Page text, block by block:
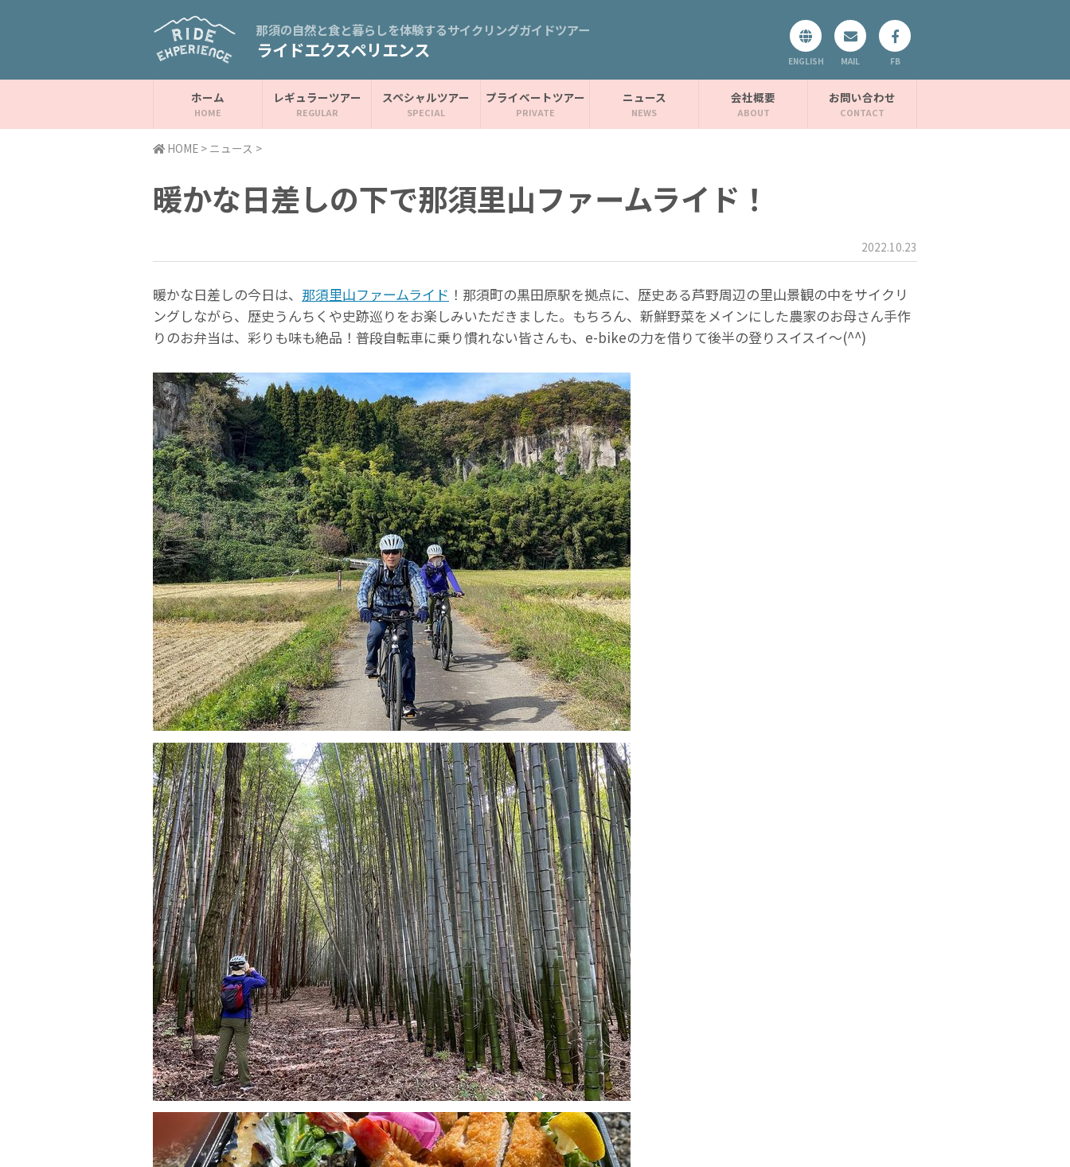
那須の自然と食と暮らしを体験するサイクリングガイドツアー
ライドエクスペリエンス ENGLISH MAIL FB
ホーム レギュラーツアー スペシャルツアー プライベートツアー ニュース 会社概要 お問い合わせ
HOME > ニュース >
暖かな日差しの下で那須里山ファームライド！
2022.10.23
暖かな日差しの今日は、 那須里山ファームライド ！那須町の黒田原駅を拠点に、歴史ある芦野周辺の里山景観の中をサイクリ
ングしながら、歴史うんちくや史跡巡りをお楽しみいただきました。もちろん、新鮮野菜をメインにした農家のお母さん手作
りのお弁当は、彩りも味も絶品！普段自転車に乗り慣れない皆さんも、e-bikeの力を借りて後半の登りスイスイ〜(^^)